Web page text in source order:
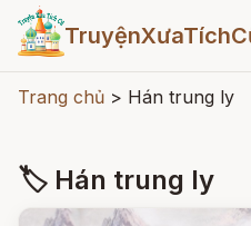
Trang chủ > Hán trung ly
🏷 Hán trung ly